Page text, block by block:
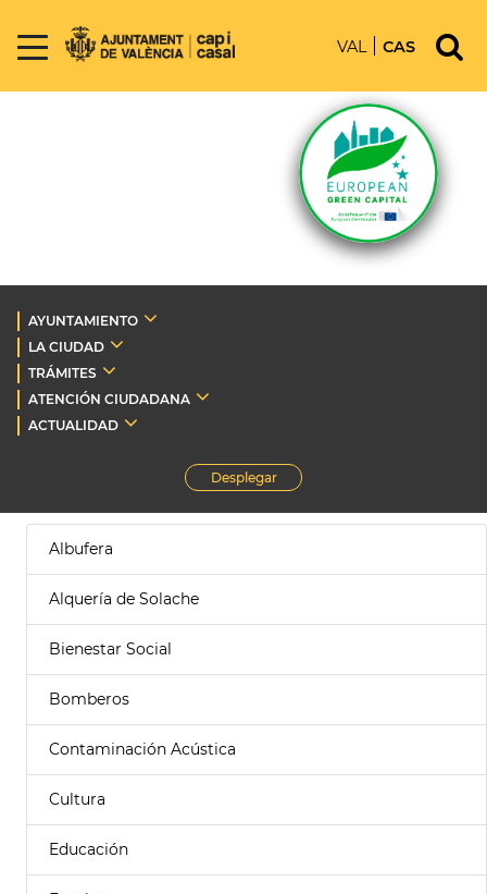
VAL CAS
AYUNTAMIENTO
LA CIUDAD
TRÁMITES
ATENCIÓN CIUDADANA
ACTUALIDAD
Desplegar
Albufera
Alquería de Solache
Bienestar Social
Bomberos
Contaminación Acústica
Cultura
Educación